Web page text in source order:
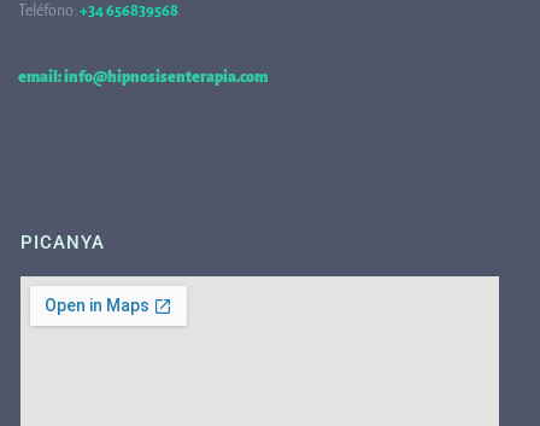
Teléfono: +34 656839568
email: info@hipnosisenterapia.com
PICANYA